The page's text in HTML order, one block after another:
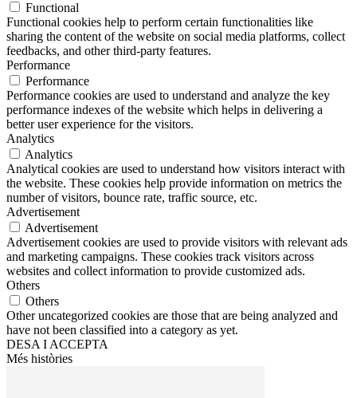
Functional
Functional cookies help to perform certain functionalities like
sharing the content of the website on social media platforms, collect
feedbacks, and other third-party features.
Performance
Performance
Performance cookies are used to understand and analyze the key
performance indexes of the website which helps in delivering a
better user experience for the visitors.
Analytics
Analytics
Analytical cookies are used to understand how visitors interact with
the website. These cookies help provide information on metrics the
number of visitors, bounce rate, traffic source, etc.
Advertisement
Advertisement
Advertisement cookies are used to provide visitors with relevant ads
and marketing campaigns. These cookies track visitors across
websites and collect information to provide customized ads.
Others
Others
Other uncategorized cookies are those that are being analyzed and
have not been classified into a category as yet.
DESA I ACCEPTA
Més històries